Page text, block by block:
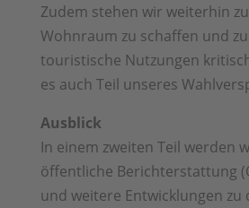
Zudem stehen wir weiterhin
Wohnraum zu schaffen und
touristische Nutzungen
es auch Teil unseres
Ausblick
In einem zweiten Teil werden
öffentliche Berichterstattung
und weitere Entwicklungen zu